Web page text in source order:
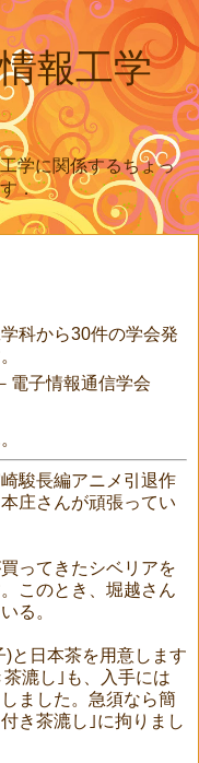
報工学
学に関係するちょっ
．
科から30件の学会発
子情報通信学会
駿長編アニメ引退作
庄さんが頑張ってい
ってきたシベリアを
このとき、堀越さん
る。
と日本茶を用意します
漉し｣も、入手には
ました。急須なら簡
き茶漉し｣に拘りまし